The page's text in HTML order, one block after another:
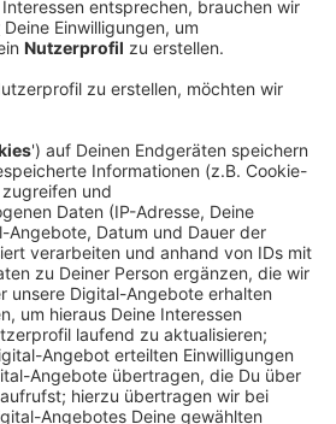
Stadt Euskirchen die
29.11.2023 07:44
ab Mittwoch (29.11.) – hat die
Alten Markt auch mittwochs
auch hier vorherige
Insgesamt gab es im
freie Slots zum
die Stadt auf Radio Euskirchen
davon seien gebucht. Jetzt